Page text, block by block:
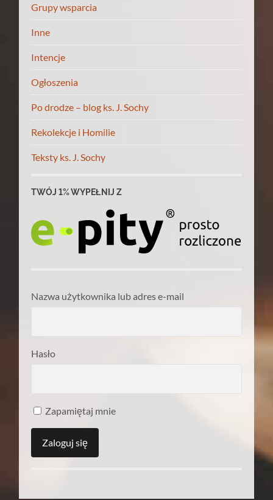
Grupy wsparcia
Inne
Intencje
Ogłoszenia
Po drodze – blog ks. J. Sochy
Rekolekcje i Homilie
Teksty ks. J. Sochy
TWÓJ 1% WYPEŁNIJ Z
Nazwa użytkownika lub adres e-mail
Hasło
Zapamiętaj mnie